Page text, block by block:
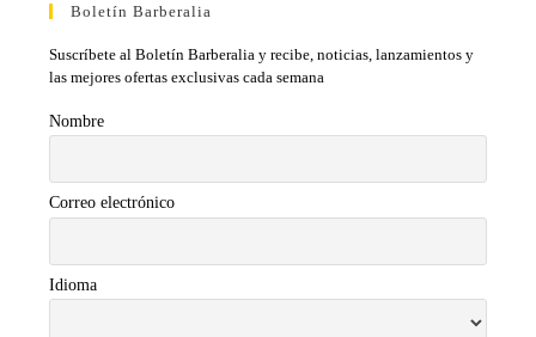
Boletín Barberalia
Suscríbete al Boletín Barberalia y recibe, noticias, lanzamientos y
las mejores ofertas exclusivas cada semana
Nombre
Correo electrónico
Idioma